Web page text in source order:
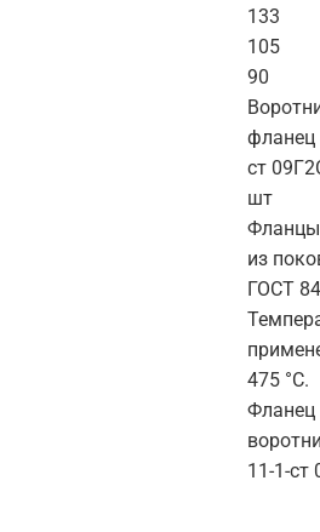
133
105
90
фланец
ст
шт
Фланцы
из
ГОСТ
475 °C.
Фланец
11-1-ст